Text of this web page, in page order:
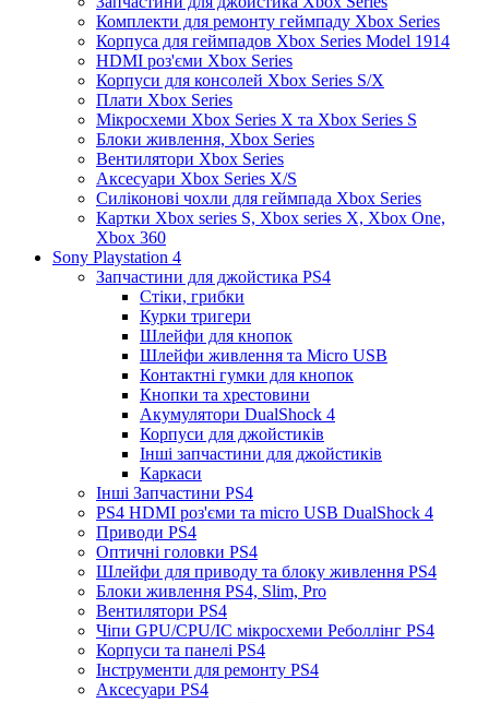
Комплекти для ремонту геймпаду Xbox Series
Корпуса для геймпадов Xbox Series Model 1914
HDMI роз'єми Xbox Series
Корпуси для консолей Xbox Series S/X
Плати Xbox Series
Мікросхеми Xbox Series X та Xbox Series S
Блоки живлення, Xbox Series
Вентилятори Xbox Series
Аксесуари Xbox Series X/S
Силіконові чохли для геймпада Xbox Series
Картки Xbox series S, Xbox series X, Xbox One,
Xbox 360
Sony Playstation 4
Запчастини для джойстика PS4
Стіки, грибки
Курки тригери
Шлейфи для кнопок
Шлейфи живлення та Micro USB
Контактні гумки для кнопок
Кнопки та хрестовини
Акумулятори DualShock 4
Корпуси для джойстиків
Інші запчастини для джойстиків
Каркаси
Інші Запчастини PS4
PS4 HDMI роз'єми та micro USB DualShock 4
Приводи PS4
Оптичні головки PS4
Шлейфи для приводу та блоку живлення PS4
Блоки живлення PS4, Slim, Pro
Вентилятори PS4
Чіпи GPU/CPU/IC мікросхеми Реболлінг PS4
Корпуси та панелі PS4
Інструменти для ремонту PS4
Аксесуари PS4